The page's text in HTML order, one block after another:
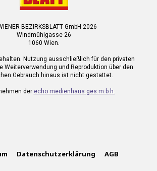
BEZIRKSBLATT GmbH 2026
Windmühlgasse 26
1060 Wien.
Nutzung ausschließlich für den privaten
Weiterverwendung und Reproduktion über den
Gebrauch hinaus ist nicht gestattet.
der echo medienhaus ges.m.b.h.
Datenschutzerklärung AGB